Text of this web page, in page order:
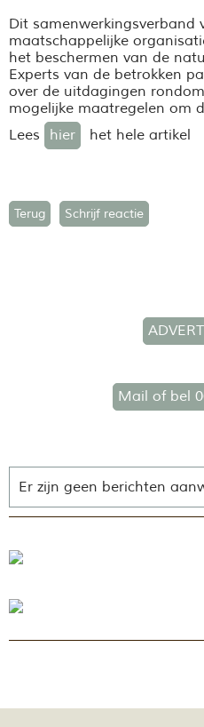
Dit samenwerkingsverband
maatschappelijke
het beschermen van de
Experts van de betrokken
over de uitdagingen
mogelijke maatregelen om
Lees
hier het hele artikel
Terug Schrijf reactie
Mail of bel
Er zijn geen berichten